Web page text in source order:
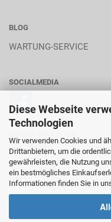
Diese Webseite
Technologien
Wir verwenden Cookies und
Drittanbietern, um die
gewährleisten, die Nutzung
ein bestmögliches
Informationen finden Sie in
BLOG
WARTUNG-SERVICE
SOCIALMEDIA
________________________